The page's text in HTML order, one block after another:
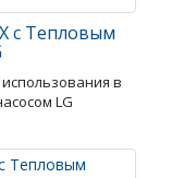
с Тепловым
в
LG